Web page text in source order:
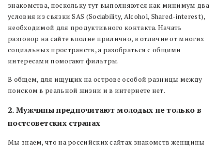
знакомства, поскольку тут выполняются как минимум два
условия из связки SAS (Sociability, Alcohol, Shared-interest),
необходимой для продуктивного контакта. Начать
разговор на сайте вполне прилично, в отличие от многих
социальных пространств, а разобраться с общими
интересами помогают фильтры.
В общем, для ищущих на островеособой разницы между
поиском в реальной жизни и в интернете нет.
2. Мужчины предпочитают молодых не только в
постсоветских странах
Мы знаем, что на российских сайтах знакомств женщины